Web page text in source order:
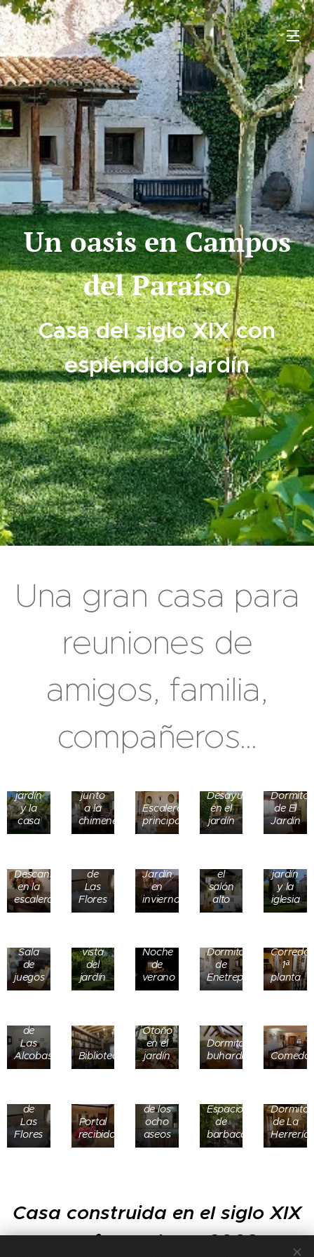
Un oasis en Campos
del Paraíso
Casa del siglo XIX con
espléndido jardín
Una gran casa para
reuniones de
amigos, familia,
compañeros...
jardín
y la
casa
junto
a la
chimenea
Escalera
principal
Desayunar
en el
jardín
de El
Jardín
Descansillo
en la
escalera
de
Las
Flores
Jardín
en
invierno
el
salón
alto
jardín
y la
iglesia
Sala
de
juegos
vista
del
jardín
Noche
de
verano
Dormitorio
de
Enetreplanta
Corredor
1ª
planta
de
Las
Alcobas
Biblioteca
Otoño
en el
jardín
Dormitorio
buhardilla
Comedor
de
Las
Flores
Portal
recibidor
de los
ocho
aseos
Espacio
de
barbacoa
de La
Herrería
Casa construida en el siglo XIX
y reformada en 2003